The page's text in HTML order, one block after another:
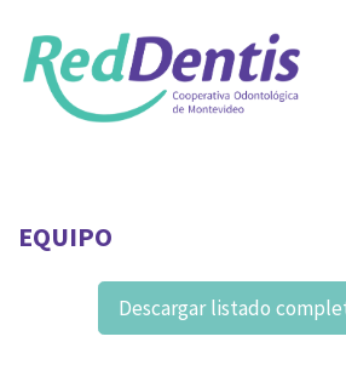
EQUIPO
Descargar listado